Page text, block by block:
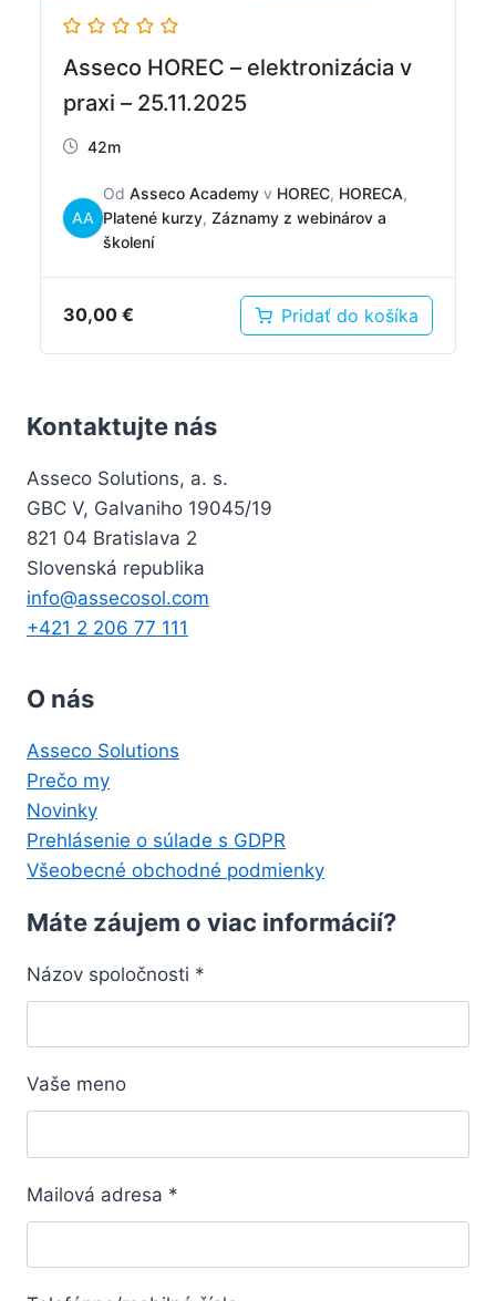
Asseco HOREC – elektronizácia v
praxi – 25.11.2025
42m
AA
Od Asseco Academy v HOREC, HORECA,
Platené kurzy, Záznamy z webinárov a
školení
30,00 € Pridať do košíka
Kontaktujte nás
Asseco Solutions, a. s.
GBC V, Galvaniho 19045/19
821 04 Bratislava 2
Slovenská republika
info@assecosol.com
+421 2 206 77 111
O nás
Asseco Solutions
Prečo my
Novinky
Prehlásenie o súlade s GDPR
Všeobecné obchodné podmienky
Máte záujem o viac informácií?
Názov spoločnosti *
Vaše meno
Mailová adresa *